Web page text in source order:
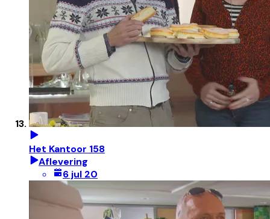
Het Kantoor 158
Aflevering
6 jul 20